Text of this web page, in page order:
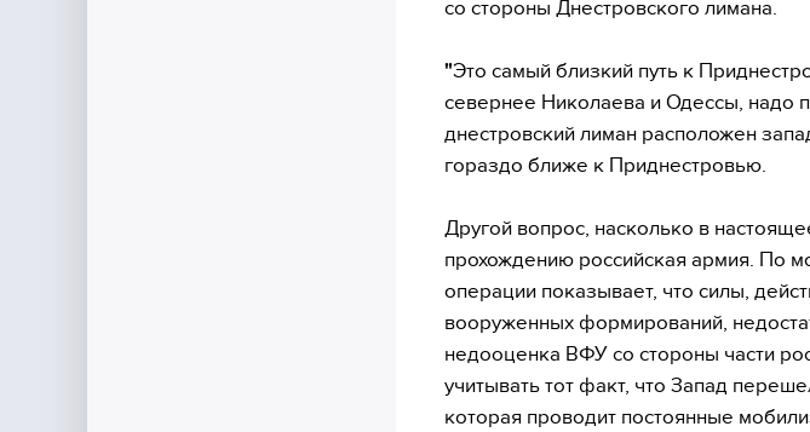
со стороны Днестровского лимана.
"Это самый близкий путь к
севернее Николаева и Одессы, надо
днестровский лиман расположен
гораздо ближе к Приднестровью.
Другой вопрос, насколько в
прохождению российская армия. По
операции показывает, что силы,
вооруженных формирований,
недооценка ВФУ со стороны части
учитывать тот факт, что Запад
которая проводит постоянные